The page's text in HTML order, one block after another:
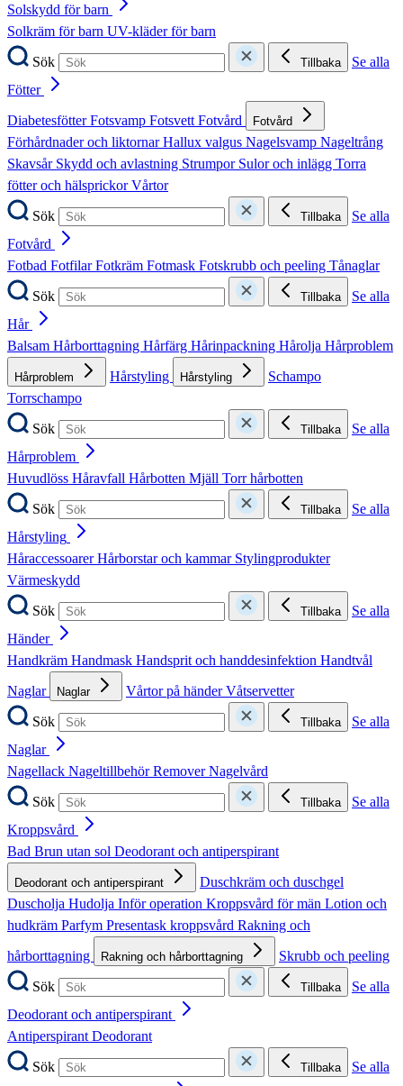
Solskydd för barn
Solkräm för barn UV-kläder för barn
Sök
Tillbaka
Se alla
Fötter
DiabetesfötterFotsvamp FotsvettFotvård Fotvård
Förhårdnader och liktornarHallux valgus Nagelsvamp Nageltrång
Skavsår Skydd och avlastning Strumpor Sulor och inlägg Torra
fötter och hälsprickorVårtor
Sök
Tillbaka
Se alla
Fotvård
Fotbad FotfilarFotkräm Fotmask Fotskrubb och peeling Tånaglar
Sök
Tillbaka
Se alla
Hår
Balsam Hårborttagning Hårfärg Hårinpackning Hårolja Hårproblem
Hårproblem Hårstyling Hårstyling
Schampo
Torrschampo
Sök
Tillbaka
Se alla
Hårproblem
Huvudlöss Håravfall Hårbotten Mjäll Torr hårbotten
Sök
Tillbaka
Se alla
Hårstyling
HåraccessoarerHårborstar och kammar Stylingprodukter
Värmeskydd
Sök
Tillbaka
Se alla
Händer
Handkräm Handmask Handsprit och handdesinfektion Handtvål
Naglar
Naglar Vårtor på händerVåtservetter
Sök
Tillbaka
Se alla
Naglar
Nagellack NageltillbehörRemoverNagelvård
Sök
Tillbaka
Se alla
Kroppsvård
Bad Brun utan sol Deodorant och antiperspirant
Deodorant och antiperspirant
Duschkräm och duschgel
Duscholja Hudolja Inför operation Kroppsvård för män Lotion och
hudkräm Parfym Presentask kroppsvård Rakning och
hårborttagning
Rakning och hårborttagning
Skrubb och peeling
Sök
Tillbaka
Se alla
Deodorant och antiperspirant
AntiperspirantDeodorant
Sök
Tillbaka
Se alla